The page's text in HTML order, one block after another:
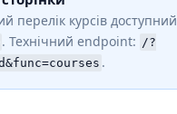
перелік курсів
. Технічний endpoint: /?
.